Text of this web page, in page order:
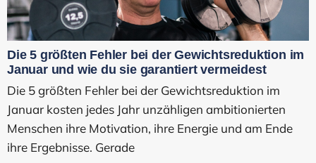
Die 5 größten Fehler bei der Gewichtsreduktion im
Januar und wie du sie garantiert vermeidest
Die 5 größten Fehler bei der Gewichtsreduktion im
Januar kosten jedes Jahr unzähligen ambitionierten
Menschen ihre Motivation, ihre Energie und am Ende
ihre Ergebnisse. Gerade